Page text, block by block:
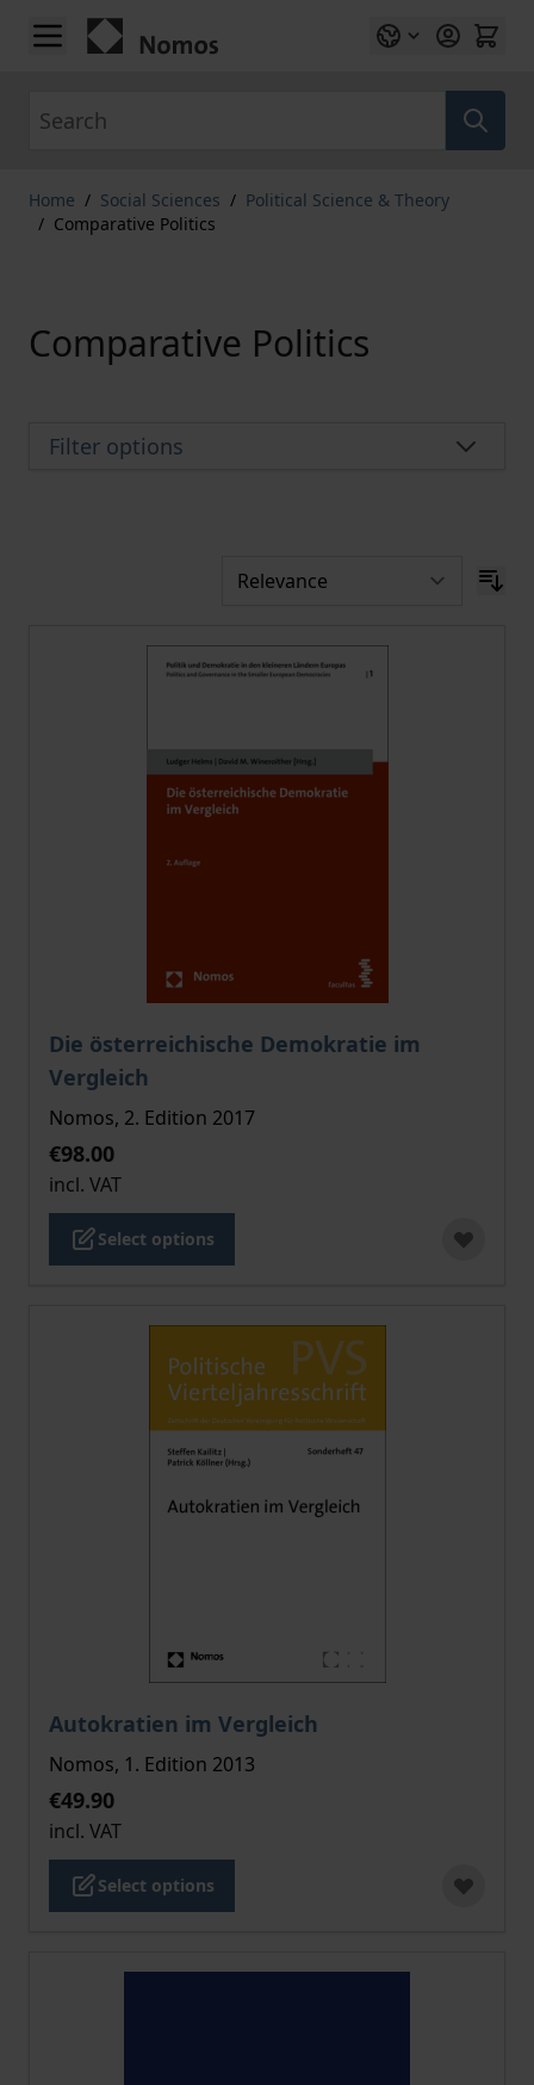
Skip to Content
Home / Social Sciences / Political Science & Theory
/ Comparative Politics
Comparative Politics
Filter options
Die österreichische Demokratie im
Vergleich
The price depends on the options chosen on the
Nomos, 2. Edition 2017
€98.00
incl. VAT
Select options
Autokratien im Vergleich
The price depends on the options chosen on the
Nomos, 1. Edition 2013
€49.90
incl. VAT
Select options